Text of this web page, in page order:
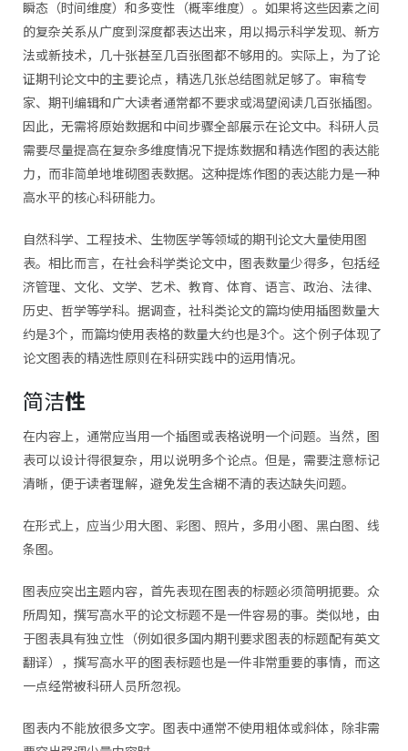
瞬态（时间维度）和多变性（概率维度）。如果将这些因素之间
的复杂关系从广度到深度都表达出来，用以揭示科学发现、新方
法或新技术，几十张甚至几百张图都不够用的。实际上，为了论
证期刊论文中的主要论点，精选几张总结图就足够了。审稿专
家、期刊编辑和广大读者通常都不要求或渴望阅读几百张插图。
因此，无需将原始数据和中间步骤全部展示在论文中。科研人员
需要尽量提高在复杂多维度情况下提炼数据和精选作图的表达能
力，而非简单地堆砌图表数据。这种提炼作图的表达能力是一种
高水平的核心科研能力。
自然科学、工程技术、生物医学等领域的期刊论文大量使用图
表。相比而言，在社会科学类论文中，图表数量少得多，包括经
济管理、文化、文学、艺术、教育、体育、语言、政治、法律、
历史、哲学等学科。据调查，社科类论文的篇均使用插图数量大
约是3个，而篇均使用表格的数量大约也是3个。这个例子体现了
论文图表的精选性原则在科研实践中的运用情况。
简洁性
在内容上，通常应当用一个插图或表格说明一个问题。当然，图
表可以设计得很复杂，用以说明多个论点。但是，需要注意标记
清晰，便于读者理解，避免发生含糊不清的表达缺失问题。
在形式上，应当少用大图、彩图、照片，多用小图、黑白图、线
条图。
图表应突出主题内容，首先表现在图表的标题必须简明扼要。众
所周知，撰写高水平的论文标题不是一件容易的事。类似地，由
于图表具有独立性（例如很多国内期刊要求图表的标题配有英文
翻译），撰写高水平的图表标题也是一件非常重要的事情，而这
一点经常被科研人员所忽视。
图表内不能放很多文字。图表中通常不使用粗体或斜体，除非需